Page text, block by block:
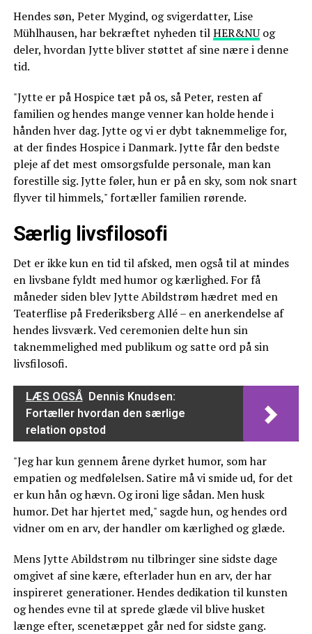
Hendes søn, Peter Mygind, og svigerdatter, Lise
Mühlhausen, har bekræftet nyheden tilHER&NUog
deler, hvordan Jytte bliver støttet af sine nære i denne
tid.
"Jytte er på Hospice tæt på os, så Peter, resten af
familien og hendes mange venner kan holde hende i
hånden hver dag. Jytte og vi er dybt taknemmelige for,
at der findes Hospice i Danmark. Jytte får den bedste
pleje af det mest omsorgsfulde personale, man kan
forestille sig. Jytte føler, hun er på en sky, som nok snart
flyver til himmels," fortæller familien rørende.
Særlig livsfilosofi
Det er ikke kun en tid til afsked, men også til at mindes
en livsbane fyldt med humor og kærlighed. For få
måneder siden blev Jytte Abildstrøm hædret med en
Teaterflise på Frederiksberg Allé – en anerkendelse af
hendes livsværk. Ved ceremonien delte hun sin
taknemmelighed med publikum og satte ord på sin
livsfilosofi.
LÆS OGSÅ Dennis Knudsen:
Fortæller hvordan den særlige
relation opstod
"Jeg har kun gennem årene dyrket humor, som har
empatien og medfølelsen. Satire må vi smide ud, for det
er kun hån og hævn. Og ironi lige sådan. Men husk
humor. Det har hjertet med," sagde hun, og hendes ord
vidner om en arv, der handler om kærlighed og glæde.
Mens Jytte Abildstrøm nu tilbringer sine sidste dage
omgivet af sine kære, efterlader hun en arv, der har
inspireret generationer. Hendes dedikation til kunsten
og hendes evne til at sprede glæde vil blive husket
længe efter, scenetæppet går ned for sidste gang.